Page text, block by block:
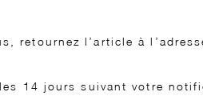
retournez l’article à
14 jours suivant votre